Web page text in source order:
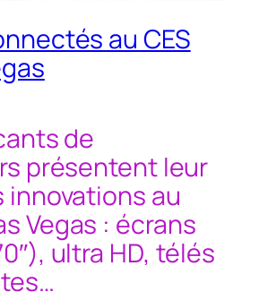
au CES
de
présentent leur
innovations au
Vegas : écrans
ultra HD, télés